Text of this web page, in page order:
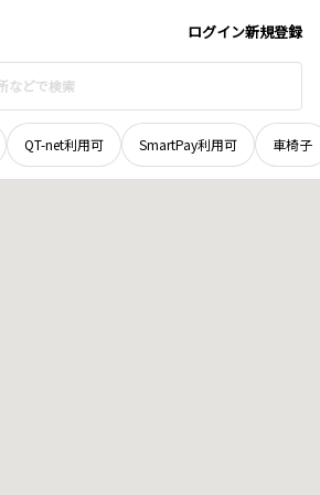
ログイン新規登録
QT-net利用可 SmartPay利用可 車椅子